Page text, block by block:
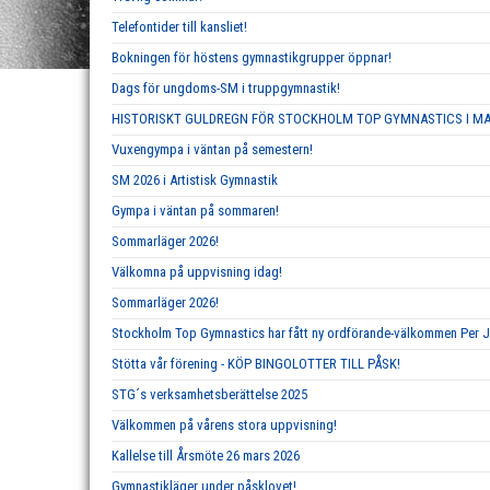
Telefontider till kansliet!
Bokningen för höstens gymnastikgrupper öppnar!
Dags för ungdoms-SM i truppgymnastik!
HISTORISKT GULDREGN FÖR STOCKHOLM TOP GYMNASTICS I
Vuxengympa i väntan på semestern!
SM 2026 i Artistisk Gymnastik
Gympa i väntan på sommaren!
Sommarläger 2026!
Välkomna på uppvisning idag!
Sommarläger 2026!
Stockholm Top Gymnastics har fått ny ordförande-välkommen Per
Stötta vår förening - KÖP BINGOLOTTER TILL PÅSK!
STG´s verksamhetsberättelse 2025
Välkommen på vårens stora uppvisning!
Kallelse till Årsmöte 26 mars 2026
Gymnastikläger under påsklovet!